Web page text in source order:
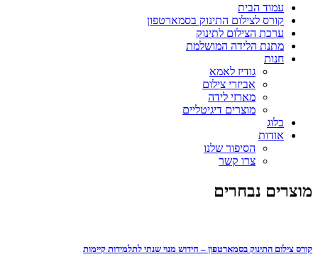
עמוד הבית
קורס לצילום התינוק בסמארטפון
ערכת הצילום לתינוק
מתנת הלידה המושלמת
חנות
גודיז לאמא
אביזרי צילום
מארזי לידה
מוצרים דיגיטליים
בלוג
אודות
הסיפור שלנו
צרו קשר
מוצרים נבחרים
קורס צילום התינוק בסמארטפון – חידוש מנוי שנתי לתלמידות קיימות